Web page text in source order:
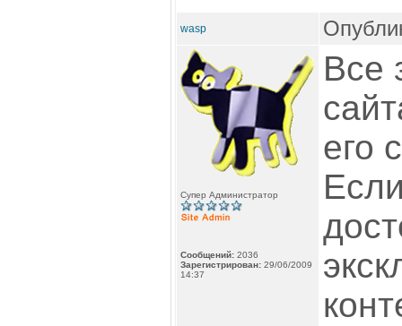
wasp
Супер Администратор
Сообщений: 2036
Зарегистрирован: 29/06/2009
14:37
Все
его